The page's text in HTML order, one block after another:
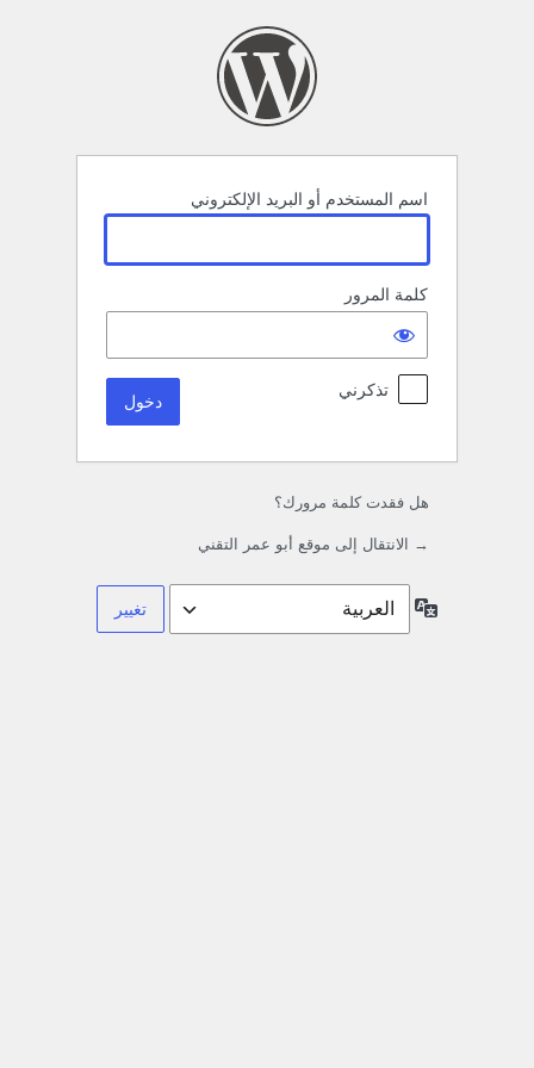
اسم المستخدم أو البريد الإلكتروني
كلمة المرور
تذكرني
هل فقدت كلمة مرورك؟
→ الانتقال إلى موقع أبو عمر التقني
اللغة